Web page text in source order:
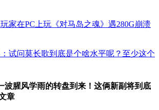
家在PC上玩《对马岛之魂》遇280G崩溃
试问莫长歌到底是个啥水平呢？至少这个
波腥风学雨的转盘到来！这俩新副将到底
章